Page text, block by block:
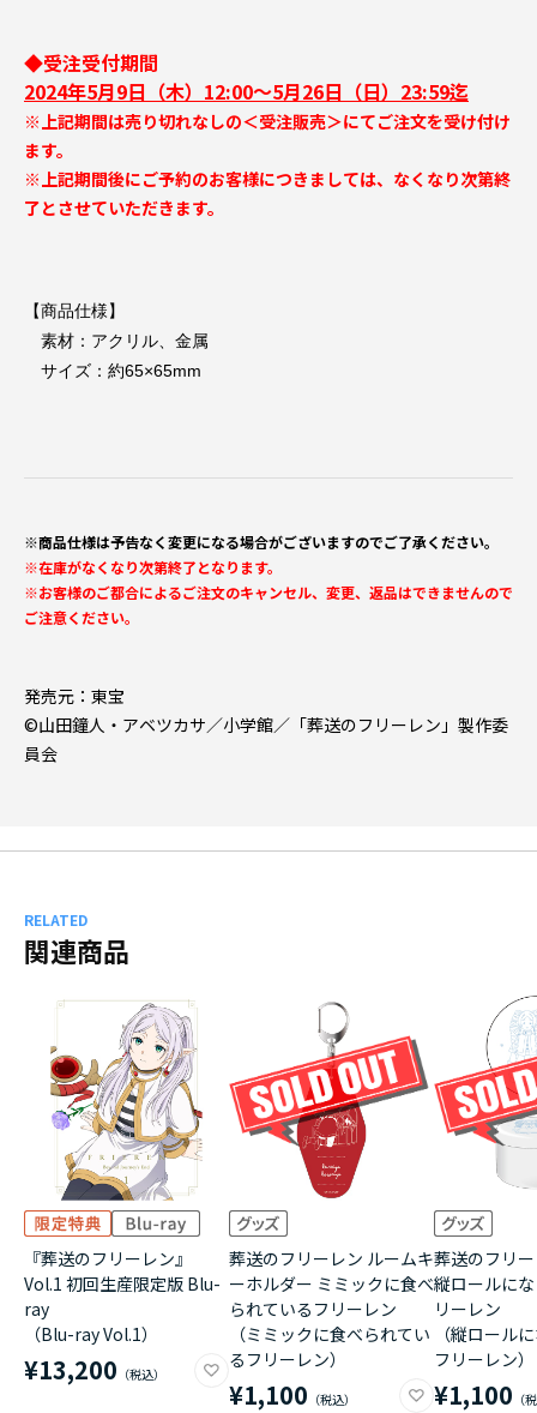
◆受注受付期間
2024年5月9日（木）12:00～5月26日（日）23:59迄
※上記期間は売り切れなしの＜受注販売＞にてご注文を受け付け
ます。
※上記期間後にご予約のお客様につきましては、なくなり次第終
了とさせていただきます。
【商品仕様】
素材：アクリル、金属
サイズ：約65×65mm
※商品仕様は予告なく変更になる場合がございますのでご了承ください。
※在庫がなくなり次第終了となります。
※お客様のご都合によるご注文のキャンセル、変更、返品はできませんので
ご注意ください。
発売元：東宝
©山田鐘人・アベツカサ／小学館／「葬送のフリーレン」製作委
員会
RELATED
関連商品
『葬送のフリーレン』
Vol.1 初回生産限定版 Blu-
ray
（Blu-ray Vol.1）
¥13,200
葬送のフリーレン ルームキ
ーホルダー ミミックに食べ
られているフリーレン
（ミミックに食べられてい
るフリーレン）
¥1,100
葬送のフリ
縦ロールに
リーレン
（縦ロール
フリーレン）
¥1,100